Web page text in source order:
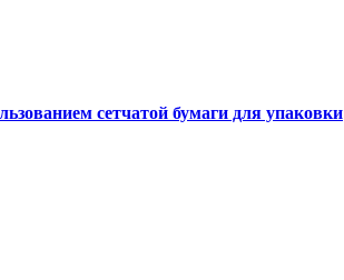
сетчатой бумаги для упаковки